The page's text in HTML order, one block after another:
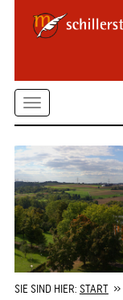
Seitenbereiche
springen
Zum
Inhalt
springen
Kontaktformular
springen
Zur
Startseite
springen
Toggle
SIE SIND HIER: START»